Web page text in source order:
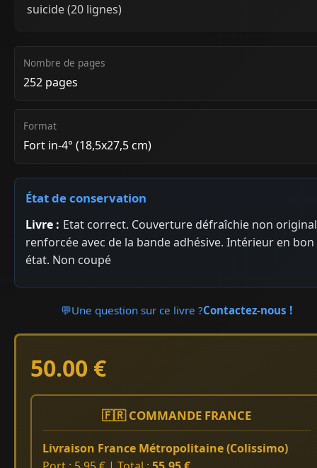
suicide (20 lignes)
Nombre de pages
252 pages
Format
Fort in-4° (18,5x27,5 cm)
État de conservation
Livre : Etat correct. Couverture défraîchie non
renforcée avec de la bande adhésive. Intérieur en bon
état. Non coupé
💬Une question sur ce livre ?Contactez-nous !
50.00 €
🇫🇷 COMMANDE FRANCE
Livraison France Métropolitaine (Colissimo)